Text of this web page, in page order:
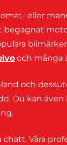
eller
begagnat
och många
och
Du kan även
Våra